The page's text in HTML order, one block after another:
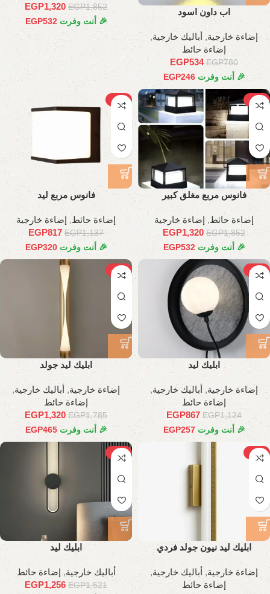
اب داون اسود
إضاءة خارجية, أباليك خارجية,
إضاءة حائط
EGP780
EGP534
🎉 أنت وفرت EGP246
EGP1,852
EGP1,320
🎉 أنت وفرت EGP532
-29%
فانوس مربع مغلق كبير
إضاءة حائط, إضاءة خارجية
EGP1,852
EGP1,320
🎉 أنت وفرت EGP532
-28%
فانوس مربع ليد
إضاءة حائط, إضاءة خارجية
EGP1,137
EGP817
🎉 أنت وفرت EGP320
-23%
ابليك ليد
إضاءة خارجية, أباليك خارجية,
إضاءة حائط
EGP1,124
EGP867
🎉 أنت وفرت EGP257
-26%
ابليك ليد جولد
إضاءة خارجية, أباليك خارجية,
إضاءة حائط
EGP1,785
EGP1,320
🎉 أنت وفرت EGP465
-25%
ابليك ليد نيون جولد فردي
إضاءة خارجية, أباليك خارجية,
إضاءة حائط
-17%
ابليك ليد
أباليك خارجية,إضاءة حائط
EGP1,521
EGP1,256